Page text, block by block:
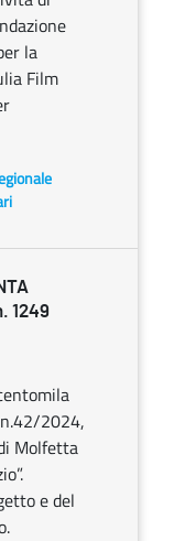
la
Film
1249
2024,
Molfetta
e del